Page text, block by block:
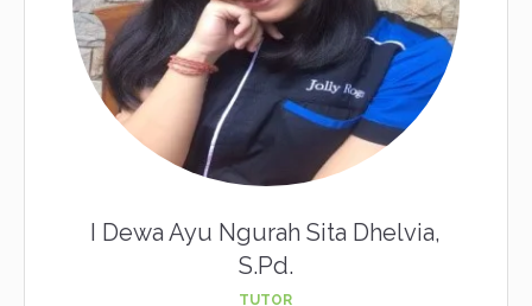
I Dewa Ayu Ngurah Sita Dhelvia,
S.Pd.
TUTOR